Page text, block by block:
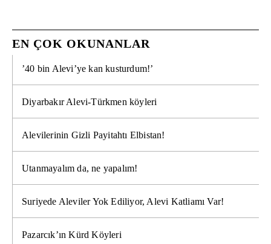
EN ÇOK OKUNANLAR
’40 bin Alevi’ye kan kusturdum!’
Diyarbakır Alevi-Türkmen köyleri
Alevilerinin Gizli Payitahtı Elbistan!
Utanmayalım da, ne yapalım!
Suriyede Aleviler Yok Ediliyor, Alevi Katliamı Var!
Pazarcık’ın Kürd Köyleri